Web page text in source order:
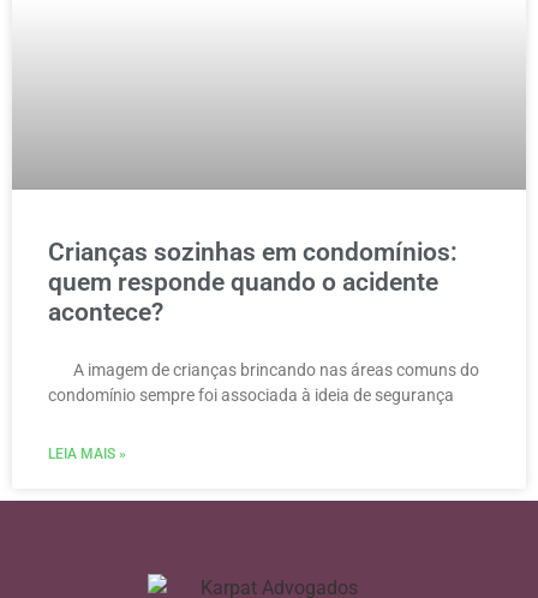
Crianças sozinhas em condomínios:
quem responde quando o acidente
acontece?
A imagem de crianças brincando nas áreas comuns do
condomínio sempre foi associada à ideia de segurança
LEIA MAIS »